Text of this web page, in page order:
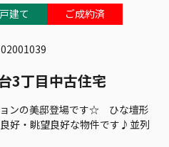
戸建て ご成約済
02001039
3丁目中古住宅
ンの美邸登場です☆ ひな壇形
好・眺望良好な物件です♪並列